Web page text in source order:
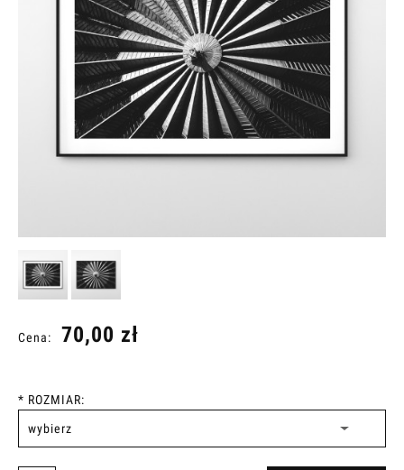
Cena: 70,00 zł
* ROZMIAR: